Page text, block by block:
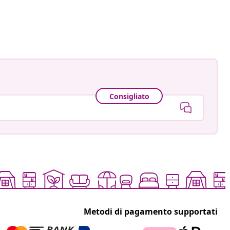
Consigliato
Metodi di pagamento supportati